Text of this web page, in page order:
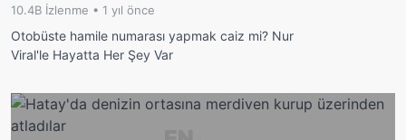
10.4B İzlenme • 1 yıl önce
Otobüste hamile numarası yapmak caiz mi? Nur
Viral'le Hayatta Her Şey Var